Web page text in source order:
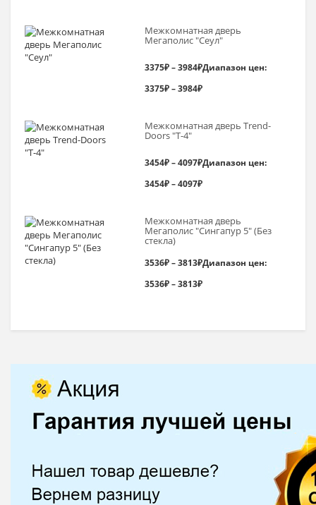
Межкомнатная дверь
Мегаполис "Сеул"
3375₽–3984₽Диапазон цен:
3375₽ – 3984₽
Межкомнатная дверь Trend-
Doоrs "Т-4"
3454₽–4097₽Диапазон цен:
3454₽ – 4097₽
Межкомнатная дверь
Мегаполис "Сингапур 5" (Без
стекла)
3536₽–3813₽Диапазон цен:
3536₽ – 3813₽